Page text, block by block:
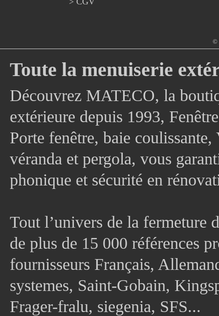
©
Toute la menuiserie
Découvrez MATECO, la
extérieure depuis 1993,
Porte fenêtre, baie
véranda et pergola, vous
phonique et sécurité en
Tout l’univers de la fermeture
de plus de 15 000 références
fournisseurs Français,
systemes, Saint-Gobain,
Frager-fralu, siegenia, SFS...